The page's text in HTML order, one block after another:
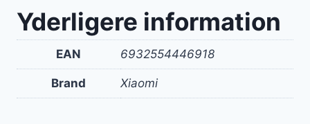
Yderligere information
EAN 6932554446918
Brand Xiaomi